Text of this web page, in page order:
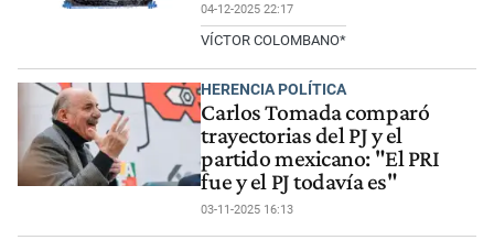
04-12-2025 22:17
VÍCTOR COLOMBANO*
HERENCIA POLÍTICA
Carlos Tomada comparó
trayectorias del PJ y el
partido mexicano: "El PRI
fue y el PJ todavía es"
03-11-2025 16:13